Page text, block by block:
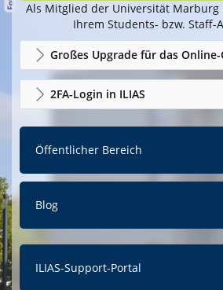
Als Mitglied der Universität Marburg
Ihrem Students- bzw. Staff-
Großes Upgrade für das
2FA-Login in ILIAS
Öffentlicher Bereich
Blog
ILIAS-Support-Portal